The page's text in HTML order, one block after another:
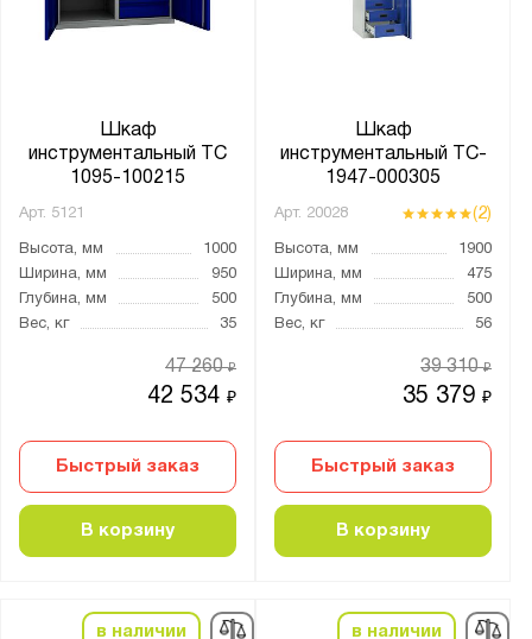
Шкаф
инструментальный ТС
1095-100215
Арт. 5121
Высота, мм
1000
Ширина, мм
950
Глубина, мм
500
Вес, кг
35
42 534₽
47 260₽
Быстрый заказ
В корзину
Шкаф
инструментальный TC-
1947-000305
Арт. 20028 (2)
Высота, мм
1900
Ширина, мм
475
Глубина, мм
500
Вес, кг
56
35 379₽
39 310₽
Быстрый заказ
В корзину
в наличии в наличии
7
11
14
Нагрузка на полку, кг:
от до
Цвет: